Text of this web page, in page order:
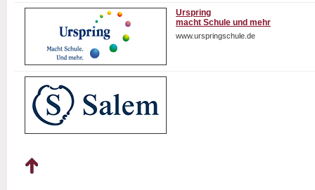
Urspring
macht Schule und mehr
www.urspringschule.de